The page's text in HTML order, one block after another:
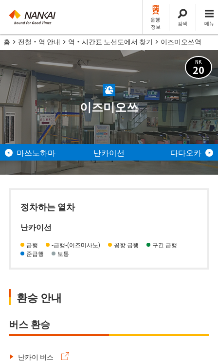
운행
정보
검색 메뉴
홈 전철・역 안내 역・시간표 노선도에서 찾기 이즈미오쓰역
NK
20
이즈미오쓰
마쓰노하마 난카이선 다다오카
정차하는 열차
난카이선
급행 -급행-(이즈미사노) 공항 급행
구간 급행
준급행
보통
환승 안내
버스 환승
난카이 버스